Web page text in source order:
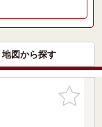
地図から探す
お気に入
りに追加